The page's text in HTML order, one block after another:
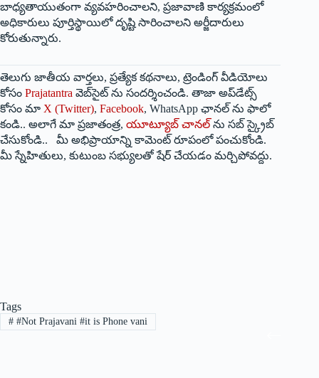
బాధ్యతాయుతంగా వ్యవహరించాలని, ప్రజావాణి కార్యక్రమంలో
అధికారులు పూర్తిస్థాయిలో దృష్టి సారించాలని అర్జీదారులు
కోరుతున్నారు.
తెలుగు జాతీయ వార్తలు, ప్రత్యేక కథనాలు, ట్రెండింగ్ వీడియోలు
కోసం Prajatantra వెబ్‌సైట్ ను సందర్శించండి. తాజా అప్‌డేట్స్
కోసం మా X (Twitter), Facebook, WhatsApp ఛానల్ ను ఫాలో
కండి.. అలాగే మా ప్రజాతంత్ర, యూట్యూబ్ చానల్ ను సబ్ స్క్రైబ్
చేసుకోండి.. మీ అభిప్రాయాన్ని కామెంట్ రూపంలో పంచుకోండి.
మీ స్నేహితులు, కుటుంబ సభ్యులతో షేర్ చేయడం మర్చిపోవద్దు.
Tags
##Not Prajavani #it is Phone vani